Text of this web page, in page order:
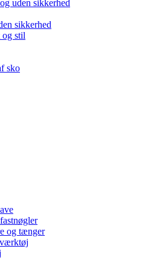
uden sikkerhed
sikkerhed
og stil
sko
og tænger